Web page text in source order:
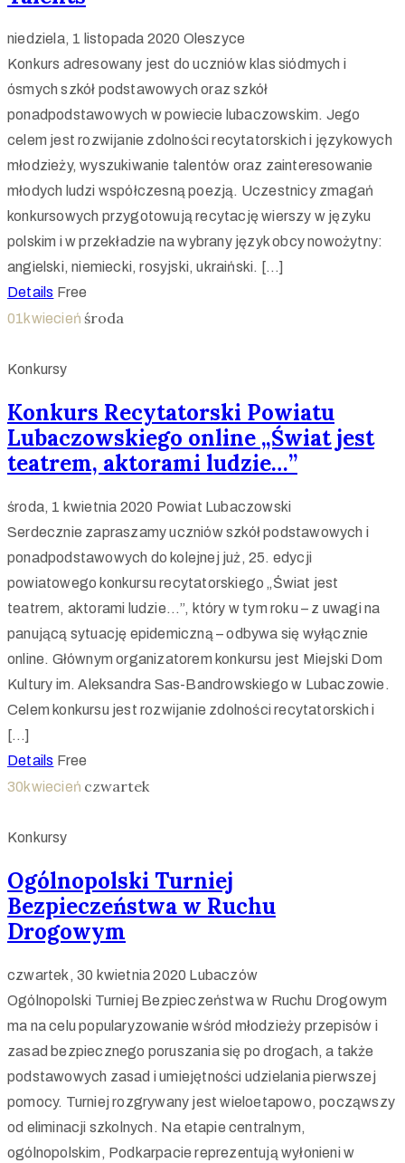
niedziela, 1 listopada 2020 Oleszyce
Konkurs adresowany jest do uczniów klas siódmych i
ósmych szkół podstawowych oraz szkół
ponadpodstawowych w powiecie lubaczowskim. Jego
celem jest rozwijanie zdolności recytatorskich i językowych
młodzieży, wyszukiwanie talentów oraz zainteresowanie
młodych ludzi współczesną poezją. Uczestnicy zmagań
konkursowych przygotowują recytację wierszy w języku
polskim i w przekładzie na wybrany język obcy nowożytny:
angielski, niemiecki, rosyjski, ukraiński. […]
Details Free
01kwiecień środa
Konkursy
Konkurs Recytatorski Powiatu
Lubaczowskiego online „Świat jest
teatrem, aktorami ludzie…”
środa, 1 kwietnia 2020 Powiat Lubaczowski
Serdecznie zapraszamy uczniów szkół podstawowych i
ponadpodstawowych do kolejnej już, 25. edycji
powiatowego konkursu recytatorskiego „Świat jest
teatrem, aktorami ludzie…”, który w tym roku – z uwagi na
panującą sytuację epidemiczną – odbywa się wyłącznie
online. Głównym organizatorem konkursu jest Miejski Dom
Kultury im. Aleksandra Sas-Bandrowskiego w Lubaczowie.
Celem konkursu jest rozwijanie zdolności recytatorskich i
[…]
Details Free
30kwiecień czwartek
Konkursy
Ogólnopolski Turniej
Bezpieczeństwa w Ruchu
Drogowym
czwartek, 30 kwietnia 2020 Lubaczów
Ogólnopolski Turniej Bezpieczeństwa w Ruchu Drogowym
ma na celu popularyzowanie wśród młodzieży przepisów i
zasad bezpiecznego poruszania się po drogach, a także
podstawowych zasad i umiejętności udzielania pierwszej
pomocy. Turniej rozgrywany jest wieloetapowo, począwszy
od eliminacji szkolnych. Na etapie centralnym,
ogólnopolskim, Podkarpacie reprezentują wyłonieni w